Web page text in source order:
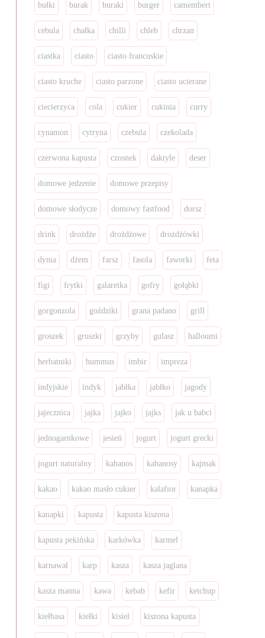
bułki burak buraki burger camembert
cebula chałka chilli chleb chrzan
ciastka ciasto ciasto francuskie
ciasto kruche ciasto parzone ciasto ucierane
ciecierzyca cola cukier cukinia curry
cynamon cytryna czebula czekolada
czerwona kapusta czosnek daktyle deser
domowe jedzenie domowe przepisy
domowe słodycze domowy fastfood dorsz
drink drożdże drożdżowe drożdżówki
dynia dżem farsz fasola faworki feta
figi frytki galaretka gofry gołąbki
gorgonzola goździki grana padano grill
groszek gruszki grzyby gulasz halloumi
herbatniki hummus imbir impreza
indyjskie indyk jabłka jabłko jagody
jajecznica jajka jajko jajks jak u babci
jednogarnkowe jesień jogurt jogurt grecki
jogurt naturalny kabanos kabanosy kajmak
kakao kakao masło cukier kalafior kanapka
kanapki kapusta kapusta kiszona
kapusta pekińska karkówka karmel
karnawał karp kasza kasza jaglana
kasza manna kawa kebab kefir ketchup
kiełbasa kiełki kisiel kiszona kapusta